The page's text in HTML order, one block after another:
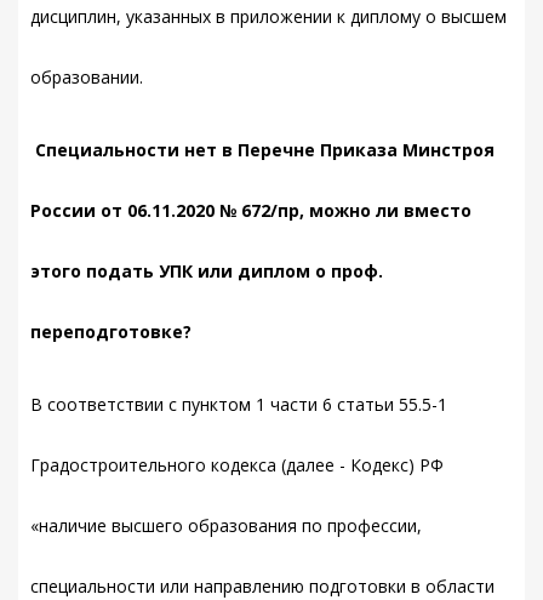
дисциплин, указанных в приложении к диплому о высшем
образовании.
Специальности нет в Перечне Приказа Минстроя
России от 06.11.2020 № 672/пр, можно ли вместо
этого подать УПК или диплом о проф.
переподготовке?
В соответствии с пунктом 1 части 6 статьи 55.5-1
Градостроительного кодекса (далее - Кодекс) РФ
«наличие высшего образования по профессии,
специальности или направлению подготовки в области